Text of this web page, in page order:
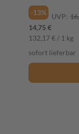
-13%
UVP:
14,75 €
132,17 € / 1 kg
sofort lieferbar